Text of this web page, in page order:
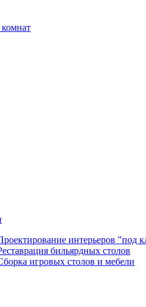
интерьеров "под
бильярдных столов
игровых столов и мебели